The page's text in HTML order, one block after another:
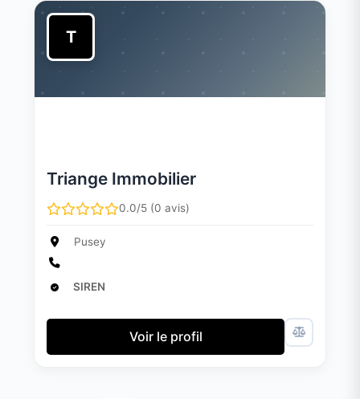
T
Triange Immobilier
0.0/5 (0 avis)
Pusey
SIREN
Voir le profil